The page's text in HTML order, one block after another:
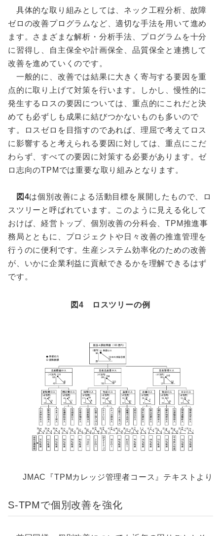
具体的な取り組みとしては、ネック工程分析、故障
ゼロの改善プログラムなど、適切な手法を用いて進め
ます。さまざまな解析・分析手法、プログラムを十分
に習得し、自主保全や計画保全、品質保全と連携して
改善を進めていくのです。
一般的に、改善では結果に大きく寄与する要因を重
点的に取り上げて対策を行います。しかし、慢性的に
発生するロスの要因については、重点的にこれだと決
めても必ずしも成果に結びつかないものも多いので
す。ロスゼロを目指すのであれば、理屈で考えてロス
に影響すると考えられる要因に対しては、重点にこだ
わらず、すべての要因に対策する必要があります。ゼ
ロ志向のTPMでは重要な取り組みとなります。
図4は個別改善による活動目標を展開したもので、ロ
スツリーと呼ばれています。このように見える化して
おけば、経営トップ、個別改善の分科会、TPM推進事
務局とともに、プロジェクトや日々改善の推進管理を
行うのに便利です。生産システム効率化のための改善
が、いかに企業利益に貢献できるかを理解できるはず
です。
図4 ロスツリーの例
JMAC『TPMカレッジ管理者コース』テキストより
S-TPMで個別改善を強化